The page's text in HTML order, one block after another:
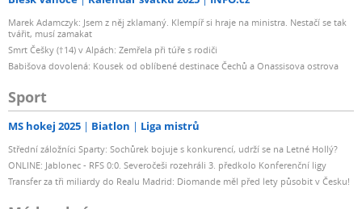
Marek Adamczyk: Jsem z něj zklamaný. Klempíř si hraje na ministra. Nestačí se tak
tvářit, musí zamakat
Smrt Češky (†14) v Alpách: Zemřela při túře s rodiči
Babišova dovolená: Kousek od oblíbené destinace Čechů a Onassisova ostrova
Sport
MS hokej 2025 Biatlon Liga mistrů
Střední záložníci Sparty: Sochůrek bojuje s konkurencí, udrží se na Letné Hollý?
ONLINE: Jablonec - RFS 0:0. Severočeši rozehráli 3. předkolo Konferenční ligy
Transfer za tři miliardy do Realu Madrid: Diomande měl před lety působit v Česku!